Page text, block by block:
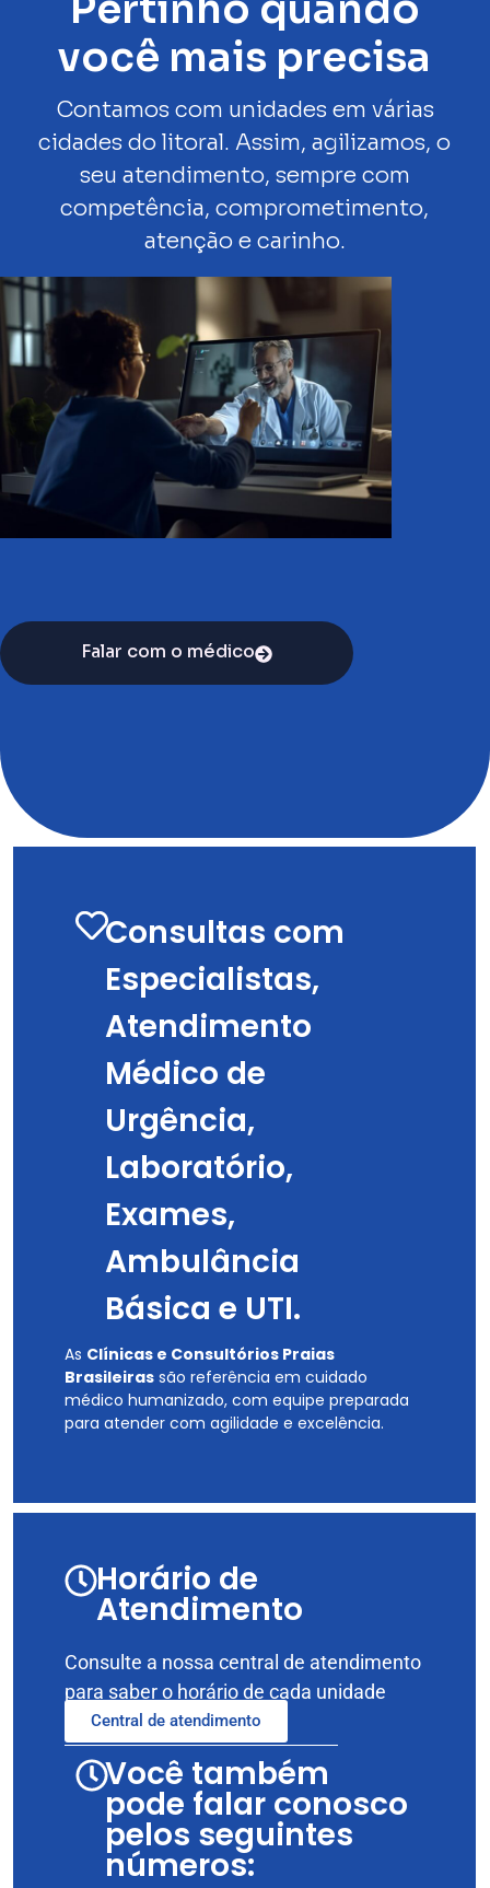
você mais precisa
Contamos com unidades em várias
cidades do litoral. Assim, agilizamos, o
seu atendimento, sempre com
competência, comprometimento,
atenção e carinho.
Falar com o médico
Consultas com
Especialistas,
Atendimento
Médico de
Urgência,
Laboratório,
Exames,
Ambulância
Básica e UTI.
As Clínicas e Consultórios Praias
Brasileiras são referência em cuidado
médico humanizado, com equipe preparada
para atender com agilidade e excelência.
Horário de
Atendimento
Consulte a nossa central de atendimento
para saber o horário de cada unidade
Central de atendimento
Você também
pode falar conosco
pelos seguintes
números: